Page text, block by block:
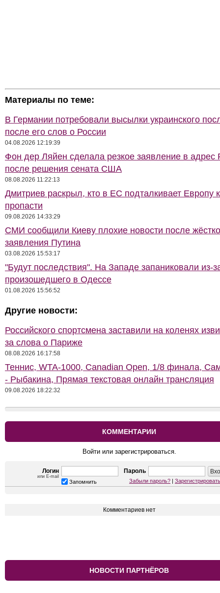
Материалы по теме:
В Германии потребовали высылки украинского
после его слов о России
04.08.2026 12:19:39
Фон дер Ляйен сделала резкое заявление в адрес
после решения сената США
08.08.2026 11:22:13
Дмитриев раскрыл, кто в ЕС подталкивает Европу
пропасти
09.08.2026 14:33:29
СМИ сообщили Киеву плохие новости после
заявления Путина
03.08.2026 15:53:17
"Будут последствия". На Западе запаниковали из-
произошедшего в Одессе
01.08.2026 15:56:52
Другие новости:
Российского спортсмена заставили на коленях
за слова о Париже
08.08.2026 16:17:58
Теннис, WTA-1000, Сanadian Open, 1/8 финала,
- Рыбакина, Прямая текстовая онлайн трансляция
09.08.2026 18:22:32
КОММЕНТАРИИ
Войти или зарегистрироваться.
Логин
или E-mail
Пароль
Запомнить Забыли пароль? |
Комментариев нет
НОВОСТИ ПАРТНЁРОВ